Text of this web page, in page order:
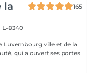
la
165
L-8340
Luxembourg ville et de la
qui a ouvert ses portes